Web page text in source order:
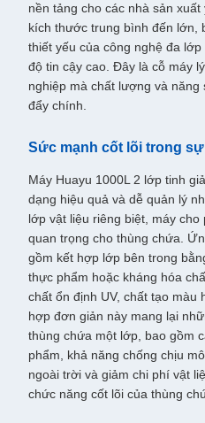
nền tảng cho các nhà sản
kích thước trung bình đến lớn,
thiết yếu của công nghệ đa
độ tin cậy cao. Đây là cỗ máy
nghiệp mà chất lượng và năng
đẩy chính.
Sức mạnh cốt lõi trong
Máy Huayu 1000L 2 lớp tinh
dạng hiệu quả và dễ quản lý
lớp vật liệu riêng biệt, máy
quan trọng cho thùng chứa.
gồm kết hợp lớp bên trong
thực phẩm hoặc kháng hóa
chất ổn định UV, chất tạo màu
hợp đơn giản này mang lại
thùng chứa một lớp, bao gồm
phẩm, khả năng chống chịu
ngoài trời và giảm chi phí vật
chức năng cốt lõi của thùng